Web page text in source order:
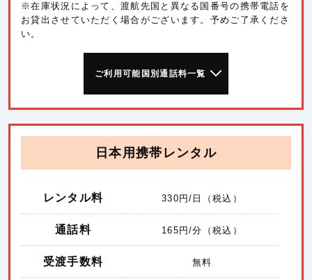
※在庫状況によって、渡航先国と異なる国番号の携帯電話を
お貸出させていただく場合がございます。予めご了承くださ
い。
ご利用可能国別通話料一覧
日本用携帯レンタル
レンタル料 330 円/日（税込）
通話料 165 円/分（税込）
受渡手数料 無料